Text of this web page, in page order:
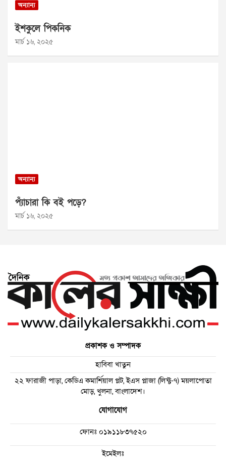
অন্যান্য
ইশকুলে পিকনিক
মার্চ ১৬, ২০২৫
অন্যান্য
প্যাঁচারা কি বই পড়ে?
মার্চ ১৬, ২০২৫
প্রকাশক ও সম্পাদক
হাবিবা খাতুন
২২ ফারাজী পাড়া, কেডিএ কমার্শিয়াল প্লট, ইএস প্লাজা (লিফ্ট-৭) ময়লাপোতা
মোড়, খুলনা, বাংলাদেশ।
যোগাযোগ
ফোনঃ০১৯১১৮৩৭৫২০
ইমেইলঃ